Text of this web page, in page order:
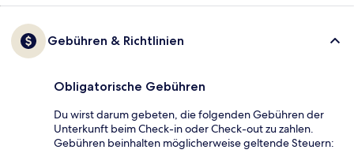
Gebühren & Richtlinien
Obligatorische Gebühren
Du wirst darum gebeten, die folgenden Gebühren der
Unterkunft beim Check-in oder Check-out zu zahlen.
Gebühren beinhalten möglicherweise geltende Steuern: